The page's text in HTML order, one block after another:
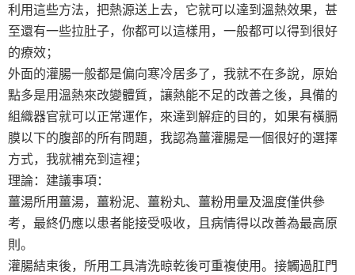
利用這些方法，把熱源送上去，它就可以達到溫熱效果，甚
至還有一些拉肚子，你都可以這樣用，一般都可以得到很好
的療效；
外面的灌腸一般都是偏向寒冷居多了，我就不在多說，原始
點多是用溫熱來改變體質，讓熱能不足的改善之後，具備的
組織器官就可以正常運作，來達到解症的目的，如果有橫膈
膜以下的腹部的所有問題，我認為薑灌腸是一個很好的選擇
方式，我就補充到這裡；
理論：建議事項：
薑湯所用薑湯，薑粉泥、薑粉丸、薑粉用量及溫度僅供參
考，最終仍應以患者能接受吸收，且病情得以改善為最高原
則。
灌腸結束後，所用工具清洗晾乾後可重複使用。接觸過肛門